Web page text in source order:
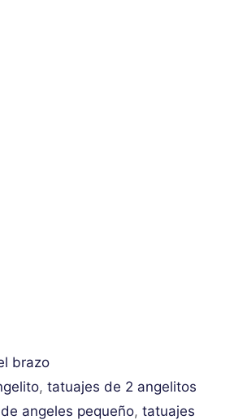
brazo
,tatuajes de 2 angelitos
angeles pequeño, tatuajes